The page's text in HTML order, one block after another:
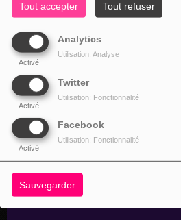
Tout accepter Tout refuser
Analytics
Activé
Utilisation: Analyse
Twitter
Activé
Utilisation: Fonctionnalité
Facebook
Activé
Utilisation: Fonctionnalité
Sauvegarder